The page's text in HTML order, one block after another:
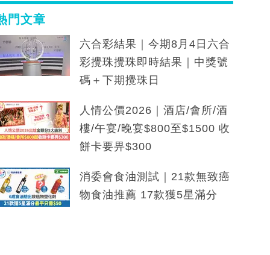
門文章
六合彩結果｜今期8月4日六合
彩攪珠攪珠即時結果｜中獎號
碼＋下期攪珠日
人情公價2026｜酒店/會所/酒
樓/午宴/晚宴$800至$1500 收
餅卡要畀$300
消委會食油測試｜21款無致癌
物食油推薦 17款獲5星滿分